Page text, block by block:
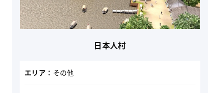
日本人村
エリア： その他